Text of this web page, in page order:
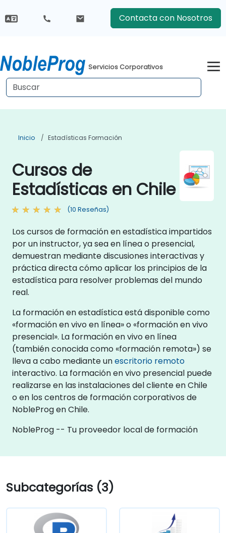
Contacta con Nosotros
Servicios Corporativos
Inicio Estadísticas Formación
Cursos de
Estadísticas en Chile
(10 Reseñas)
Los cursos de formación en estadística impartidos
por un instructor, ya sea en línea o presencial,
demuestran mediante discusiones interactivas y
práctica directa cómo aplicar los principios de la
estadística para resolver problemas del mundo
real.
La formación en estadística está disponible como
«formación en vivo en línea» o «formación en vivo
presencial». La formación en vivo en línea
(también conocida como «formación remota») se
lleva a cabo mediante unescritorio remoto
interactivo. La formación en vivo presencial puede
realizarse en las instalaciones del cliente en Chile
o en los centros de formación corporativos de
NobleProg en Chile.
NobleProg -- Tu proveedor local de formación
Subcategorías (3)